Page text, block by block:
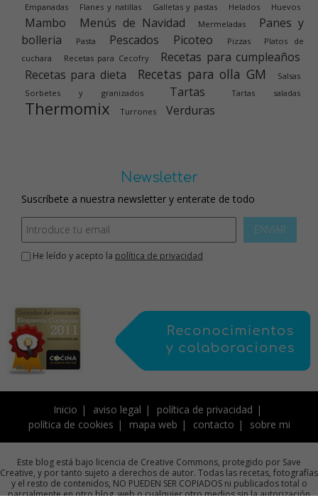
Empanadas Flanes y natillas Galletas y pastas Helados Huevos
Mambo Menús de Navidad Mermeladas
Panes y
bolleria
Pasta Pescados Picoteo Pizzas
Platos de
cuchara
Recetas para Cecofry
Recetas para cumpleaños
Recetas para dieta
Recetas para olla GM
Salsas
Sorbetes y granizados
Tartas Tartas saladas
Thermomix Turrones Verduras
Newsletter
Suscríbete a nuestra newsletter y enterate de todo
ENVIAR
He leído y acepto la política de privacidad
Inicio aviso legal
política de privacidad
política de cookies
mapa web contacto sobre mi
Este blog está bajo licencia de Creative Commons, protegido por Save
Creative, y por tanto sujeto a derechos de autor. Todas las recetas, fotografías
y el resto de contenidos, NO PUEDEN SER COPIADOS ni publicados total o
parcialmente en otro blog, web o cualquier otro medios sin la autorización